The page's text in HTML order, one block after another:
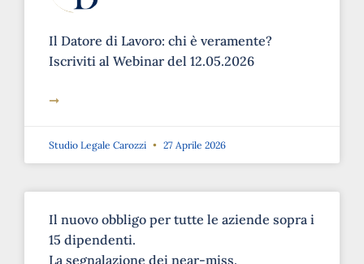
Il Datore di Lavoro: chi è veramente?
Iscriviti al Webinar del 12.05.2026
➞
Studio Legale Carozzi 27 Aprile 2026
Il nuovo obbligo per tutte le aziende sopra i
15 dipendenti.
La segnalazione dei near-miss.